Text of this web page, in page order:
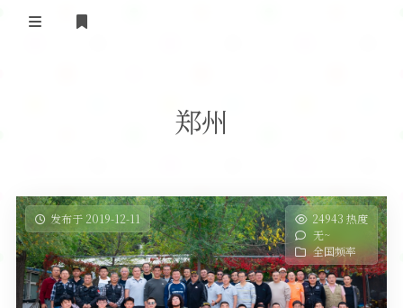
关于黄河
黄河使命
黄河新闻
政策法规
活动竞赛
行业新闻
无线电资料
BA4II
图文教程
器材专区
车载类别
编号申请
郑州
发布于 2019-12-11
24943 热度
无~
全国频率